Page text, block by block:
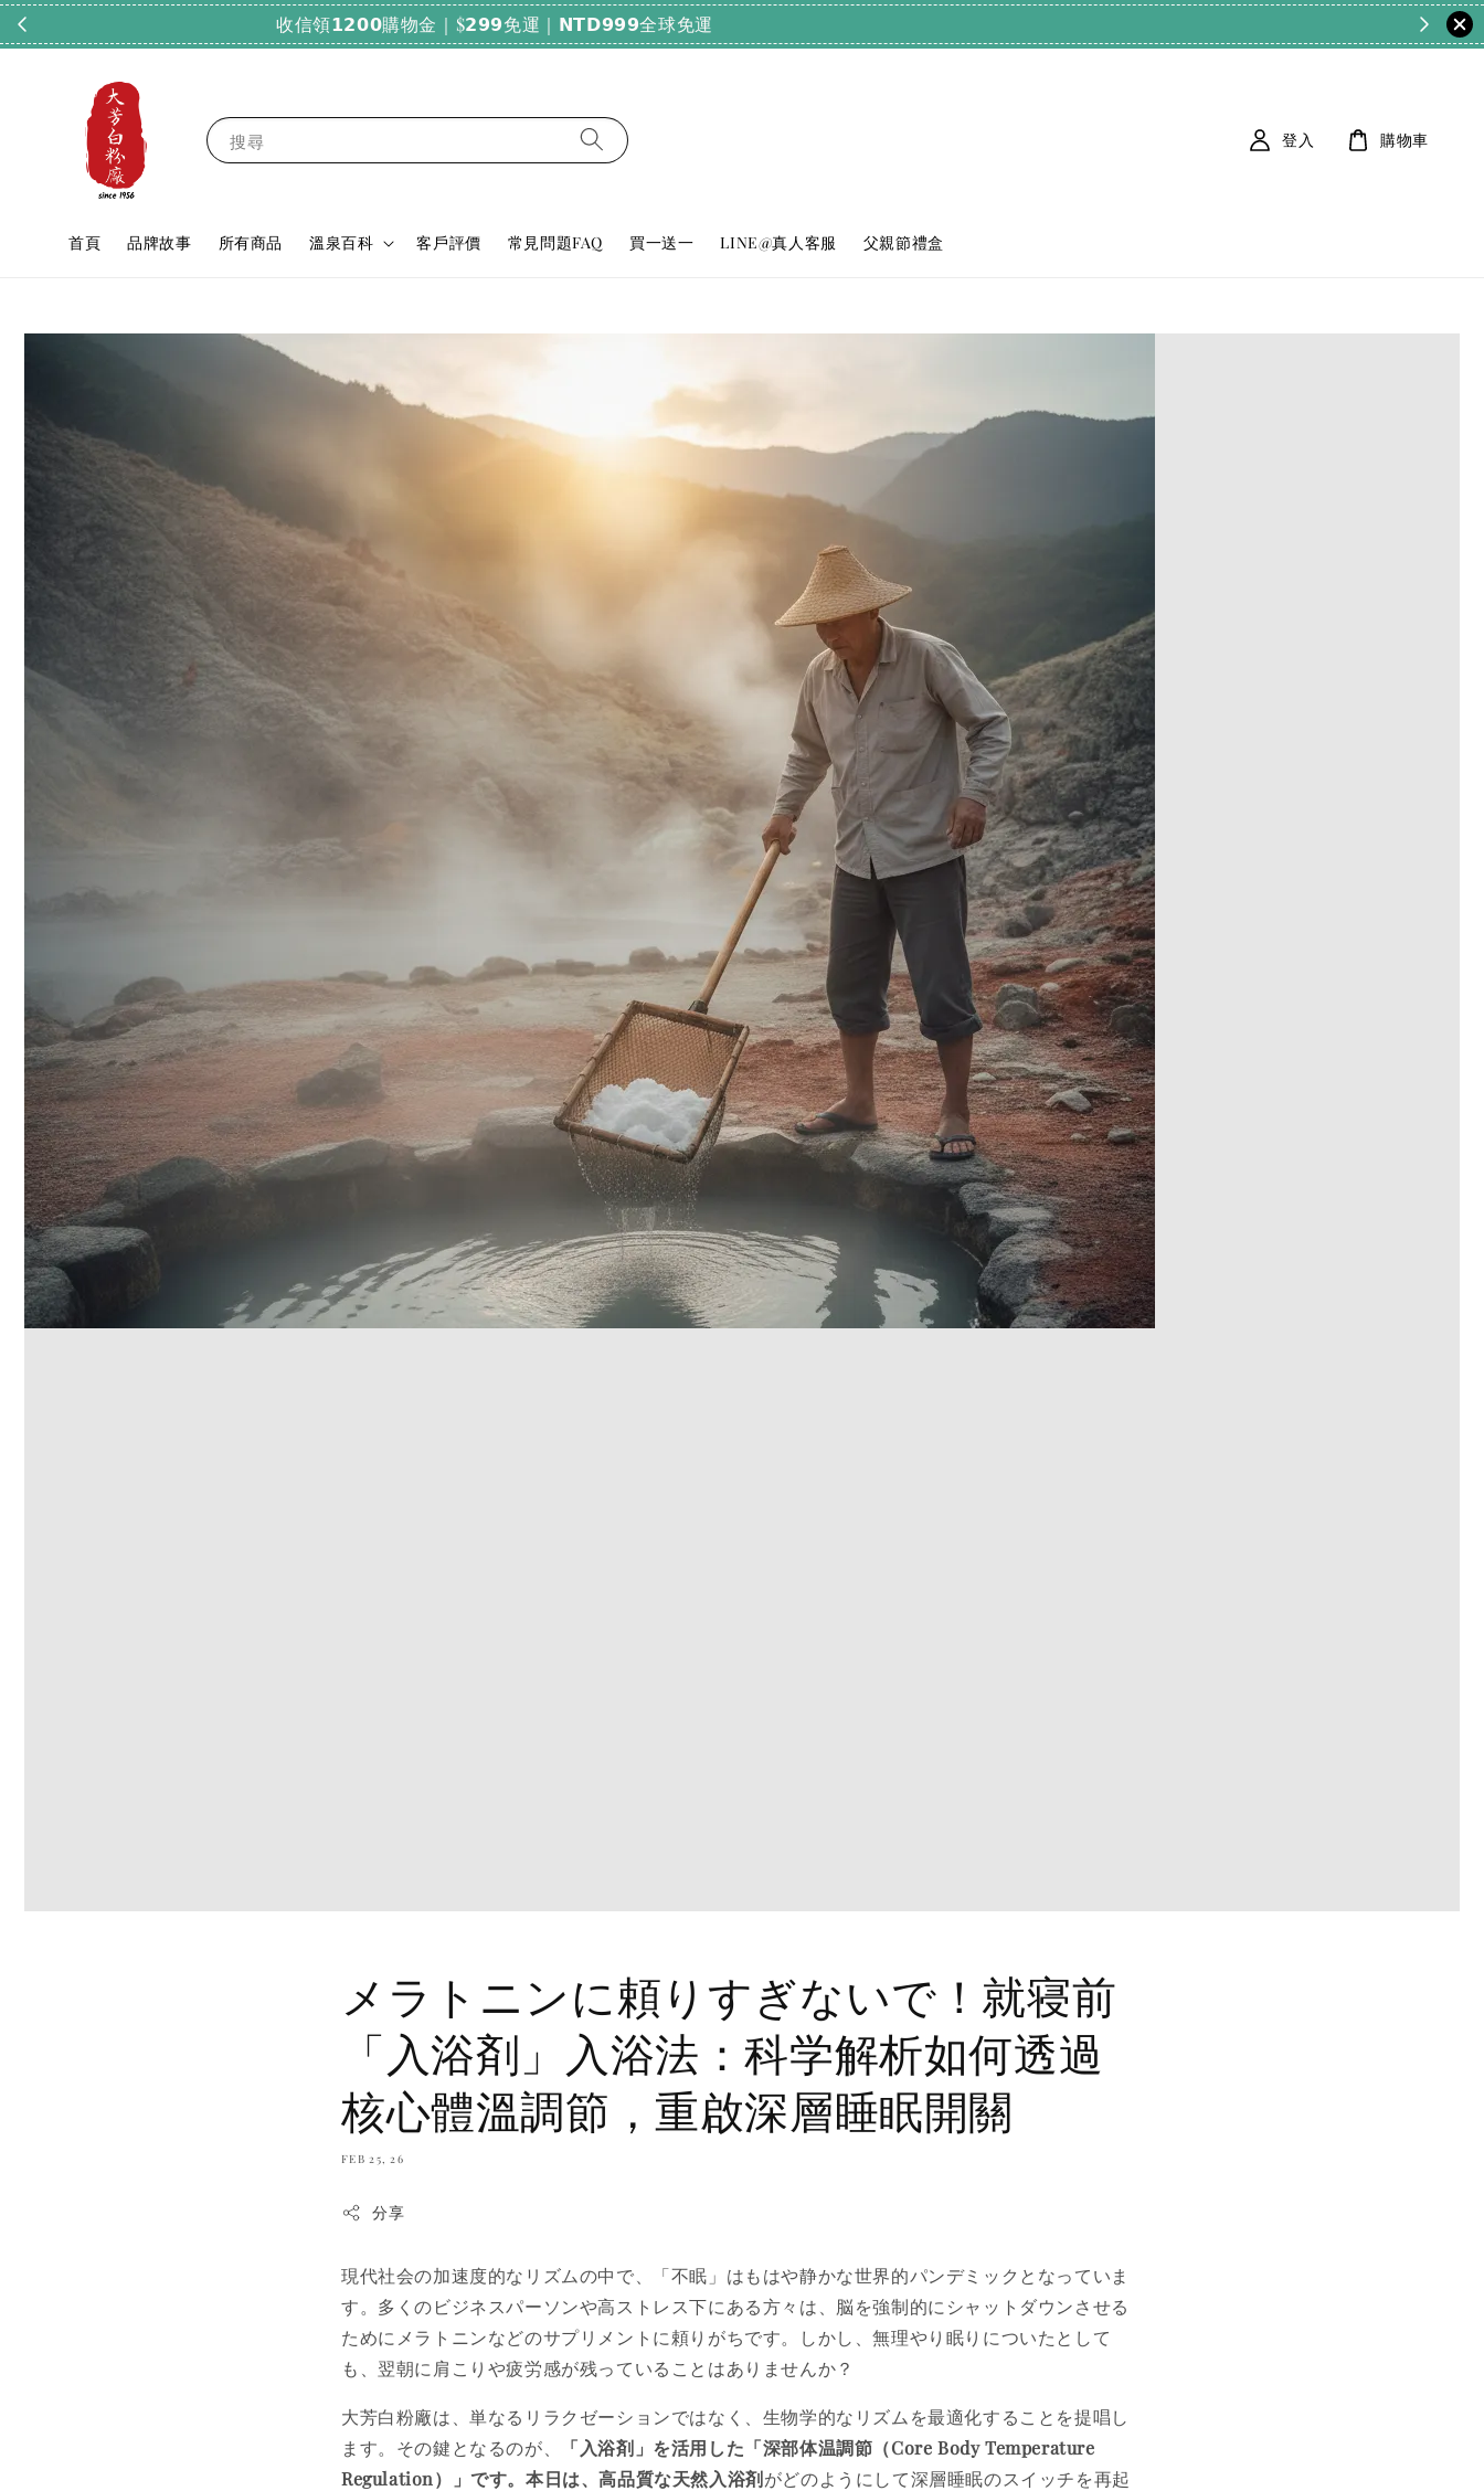
純天然好眠！輸碼𝗕𝗨𝗬𝟮𝟬𝟬𝟬，滿𝟮𝟬𝟬𝟬享𝟳𝟴折
搜尋
首頁 品牌故事 所有商品 溫泉百科 客戶評價 常見問題FAQ 買一送一 LINE@真人客服 父親節禮盒
登入 購物車
メラトニンに頼りすぎないで！就寝前
「入浴剤」入浴法：科学解析如何透過
核心體溫調節，重啟深層睡眠開關
FEB 25, 26
分享
現代社会の加速度的なリズムの中で、「不眠」はもはや静かな世界的パンデミックとなっていま
す。多くのビジネスパーソンや高ストレス下にある方々は、脳を強制的にシャットダウンさせる
ためにメラトニンなどのサプリメントに頼りがちです。しかし、無理やり眠りについたとして
も、翌朝に肩こりや疲労感が残っていることはありませんか？
大芳白粉廠は、単なるリラクゼーションではなく、生物学的なリズムを最適化することを提唱し
ます。その鍵となるのが、
「入浴剤」 を活用した「深部体温調節（Core Body Temperature
Regulation）」です。本日は、高品質な天然入浴剤がどのようにして深層睡眠のスイッチを再起